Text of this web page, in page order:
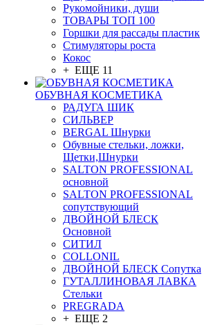
Рукомойники, души
ТОВАРЫ ТОП 100
Горшки для рассады пластик
Стимуляторы роста
Кокос
+ ЕЩЕ 11
ОБУВНАЯ КОСМЕТИКА
РАДУГА ШИК
СИЛЬВЕР
BERGAL Шнурки
Обувные стельки, ложки,
Щетки,Шнурки
SALTON PROFESSIONAL
основной
SALTON PROFESSIONAL
сопутствующий
ДВОЙНОЙ БЛЕСК
Основной
СИТИЛ
COLLONIL
ДВОЙНОЙ БЛЕСК Сопутка
ГУТАЛЛИНОВАЯ ЛАВКА
Стельки
PREGRADA
+ ЕЩЕ 2